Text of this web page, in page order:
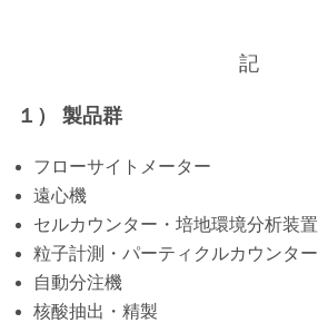
記
１） 製品群
フローサイトメーター
遠心機
セルカウンター・培地環境分析装置
粒子計測・パーティクルカウンター
自動分注機
核酸抽出・精製